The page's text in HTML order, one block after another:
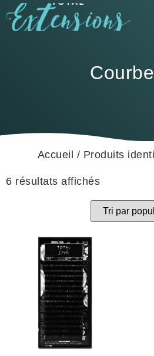
Accueil / Produits
6 résultats affichés